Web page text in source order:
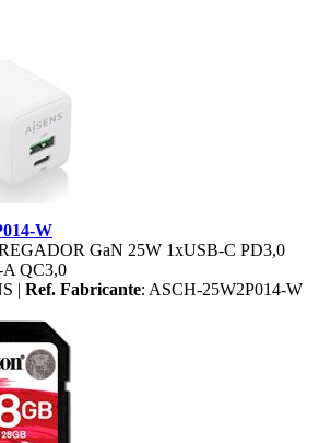
W
GaN 25W 1xUSB-C PD3,0
QC3,0
| Ref. Fabricante: ASCH-25W2P014-W